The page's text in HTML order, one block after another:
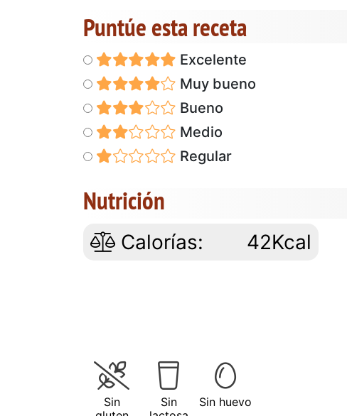
Puntúe esta receta
Excelente
Muy bueno
Bueno
Medio
Regular
Nutrición
Calorías: 42Kcal
Sin
Sin
Sin huevo